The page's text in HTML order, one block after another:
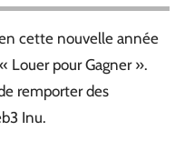
cette nouvelle année
Louer pour Gagner ».
remporter des
Inu.